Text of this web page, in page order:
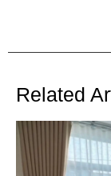
Related